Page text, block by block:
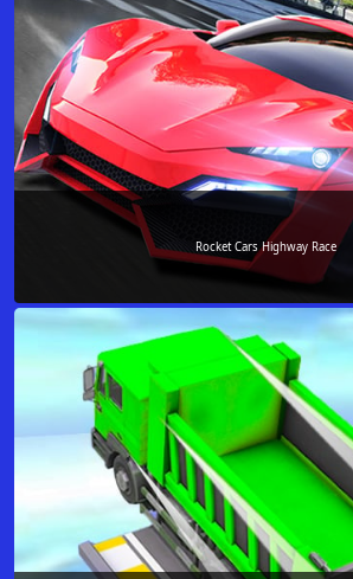
Rocket Cars Highway Race